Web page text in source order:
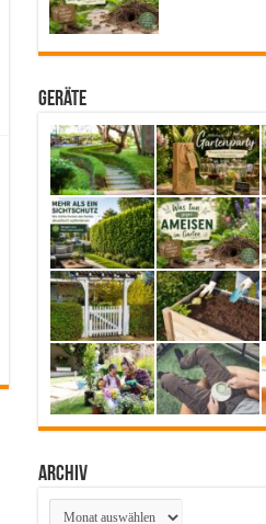
Geräte
Archiv
Archiv